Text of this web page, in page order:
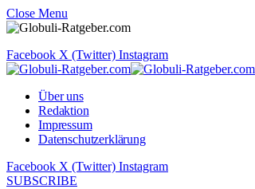
Close Menu
Facebook X (Twitter) Instagram
Über uns
Redaktion
Impressum
Datenschutzerklärung
Facebook X (Twitter) Instagram
SUBSCRIBE